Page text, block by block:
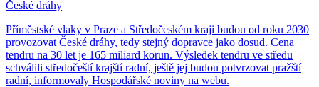
České dráhy
Příměstské vlaky v Praze a Středočeském kraji budou od roku 2030
provozovat České dráhy, tedy stejný dopravce jako dosud. Cena
tendru na 30 let je 165 miliard korun. Výsledek tendru ve středu
schválili středočeští krajští radní, ještě jej budou potvrzovat pražští
radní, informovaly Hospodářské noviny na webu.